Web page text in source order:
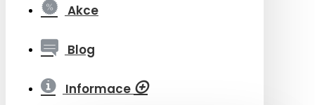
Akce
Blog
Informace